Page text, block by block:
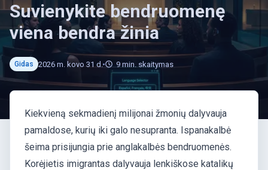
Suvienykite bendruomenę
viena bendra žinia
Gidas 2026 m. kovo 31 d. 9 min. skaitymas
Kiekvieną sekmadienį milijonai žmonių dalyvauja
pamaldose, kurių iki galo nesupranta. Ispanakalbė
šeima prisijungia prie anglakalbės bendruomenės.
Korėjietis imigrantas dalyvauja lenkiškose katalikų